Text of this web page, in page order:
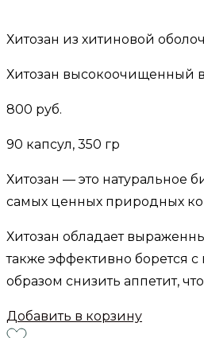
Хитозан из хитиновой
Хитозан высокоочищенный
800 руб.
90 капсул, 350 гр
Хитозан — это натуральное
самых ценных природных
Хитозан обладает
также эффективно борется
образом снизить аппетит,
Добавить в корзину